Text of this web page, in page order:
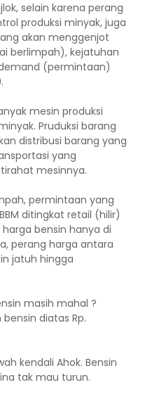
selain karena perang
produksi minyak, juga
akan menggenjot
berlimpah), kejatuhan
(permintaan)
mesin produksi
Pruduksi barang
distribusi barang yang
yang
mesinnya.
permintaan yang
ditingkat retail (hilir)
bensin hanya di
perang harga antara
jatuh hingga
masih mahal ?
diatas Rp.
kendali Ahok. Bensin
tak mau turun.